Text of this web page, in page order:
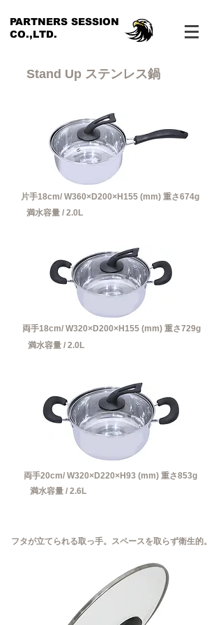
PARTNERS SESSION
CO.,LTD.​
Stand Up ステンレス鍋
片手18cm/ W360×D200×H155 (mm) ​ 重さ674g
​満水容量 / 2.0L
両手18cm/ W320×D200×H155 (mm) ​ 重さ729g
​満水容量 / 2.0L
両手20cm/ W320×D220×H93 (mm)​ 重さ853g
​満水容量 / 2.6L
​フタが立てられる取っ手。スペースを取らず衛生的。